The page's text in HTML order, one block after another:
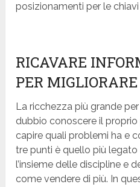
posizionamenti per le chiavi
RICAVARE
PER MIGLIORARE
La ricchezza più grande per
dubbio conoscere il
capire quali problemi ha e
tre punti è quello più
l’insieme delle discipline e
come vendere di più. In